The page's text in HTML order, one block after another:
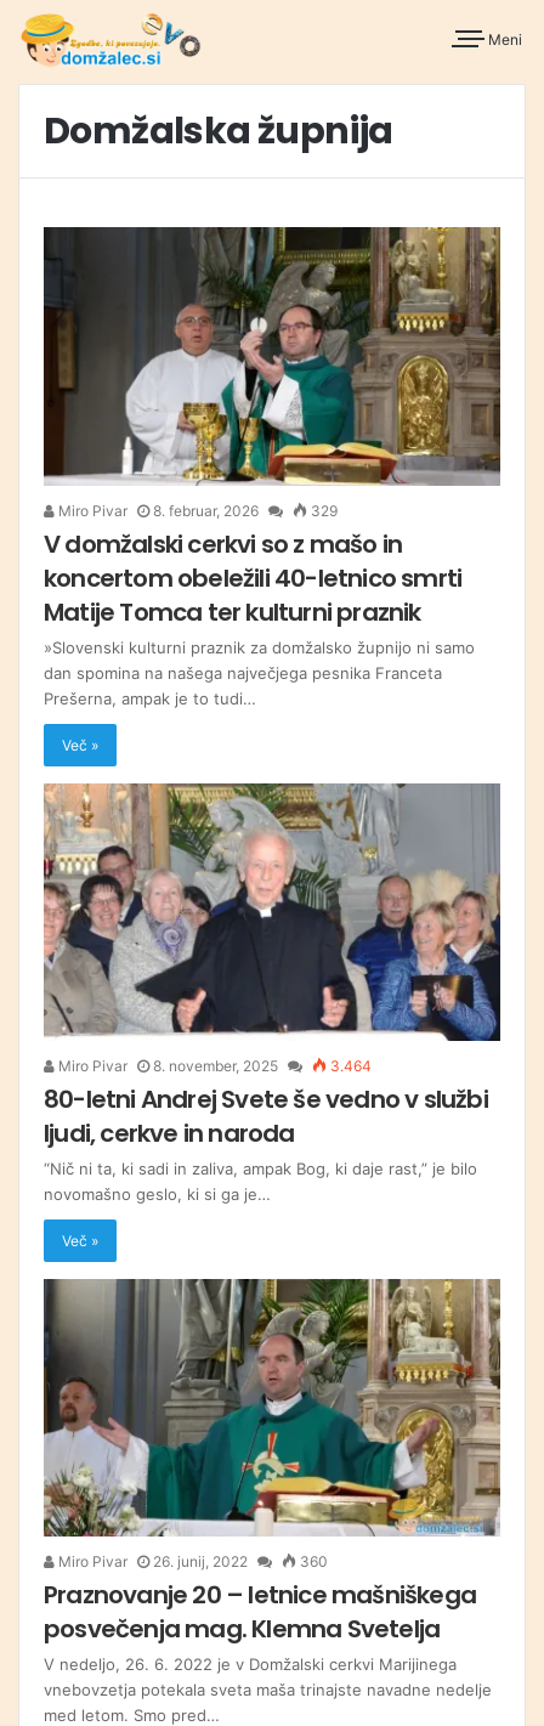
Meni
Domžalska župnija
Miro Pivar 8. februar, 2026 329
V domžalski cerkvi so z mašo in
koncertom obeležili 40-letnico smrti
Matije Tomca ter kulturni praznik
»Slovenski kulturni praznik za domžalsko župnijo ni samo
dan spomina na našega največjega pesnika Franceta
Prešerna, ampak je to tudi…
Več »
Miro Pivar 8. november, 2025 3.464
80-letni Andrej Svete še vedno v službi
ljudi, cerkve in naroda
“Nič ni ta, ki sadi in zaliva, ampak Bog, ki daje rast,” je bilo
novomašno geslo, ki si ga je…
Več »
Miro Pivar 26. junij, 2022 360
Praznovanje 20 – letnice mašniškega
posvečenja mag. Klemna Svetelja
V nedeljo, 26. 6. 2022 je v Domžalski cerkvi Marijinega
vnebovzetja potekala sveta maša trinajste navadne nedelje
med letom. Smo pred…